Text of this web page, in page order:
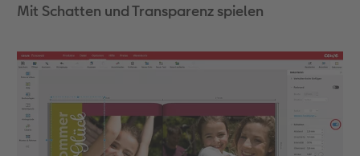
Mit Schatten und Transparenz spielen